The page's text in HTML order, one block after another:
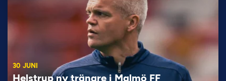
30 JUNI
Helstrup ny tränare i Malmö FF